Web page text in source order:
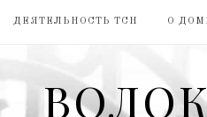
ДЕЯТЕЛЬНОСТЬ ТСН О